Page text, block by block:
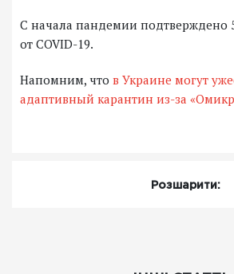
С начала пандемии подтверждено
от COVID-19.
Напомним, что в Украине могут
адаптивный карантин из-за
Розшарити: